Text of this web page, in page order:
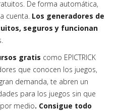
De forma automática,
cuenta. Los generadores de
seguros y funcionan
gratis como EPICTRICK
que conocen los juegos,
demanda, te abren un
para los juegos sin que
medio. Consigue todo